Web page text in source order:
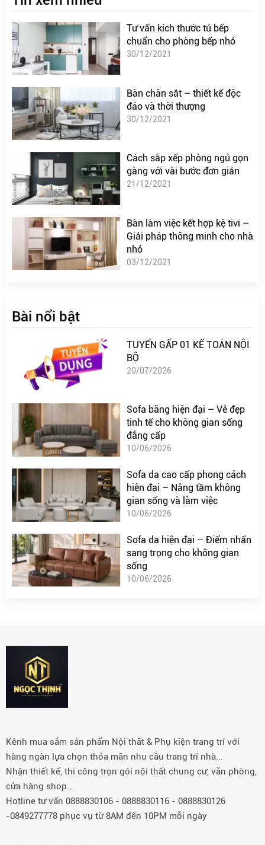
Tư vấn kích thước tủ bếp
chuẩn cho phòng bếp nhỏ
30/12/2021
Bàn chân sắt – thiết kế độc
đáo và thời thượng
30/12/2021
Cách sắp xếp phòng ngủ gọn
gàng với vài bước đơn giản
21/12/2021
Bàn làm việc kết hợp kệ tivi –
Giải pháp thông minh cho nhà
nhỏ
03/12/2021
Bài nổi bật
TUYỂN GẤP 01 KẾ TOÁN NỘI
BỘ
20/07/2026
Sofa băng hiện đại – Vẻ đẹp
tinh tế cho không gian sống
đẳng cấp
10/06/2026
Sofa da cao cấp phong cách
hiện đại – Nâng tầm không
gian sống và làm việc
10/06/2026
Sofa da hiện đại – Điểm nhấn
sang trọng cho không gian
sống
10/06/2026
Kênh mua sắm sản phẩm Nội thất & Phụ kiện trang trí với
hàng ngàn lựa chọn thỏa mãn nhu cầu trang trí nhà...
Nhận thiết kế, thi công trọn gói nội thất chung cư, văn phòng,
cửa hàng shop…
Hotline tư vấn 0888830106 - 0888830116 - 0888830126
-0849277778 phục vụ từ 8AM đến 10PM mỗi ngày